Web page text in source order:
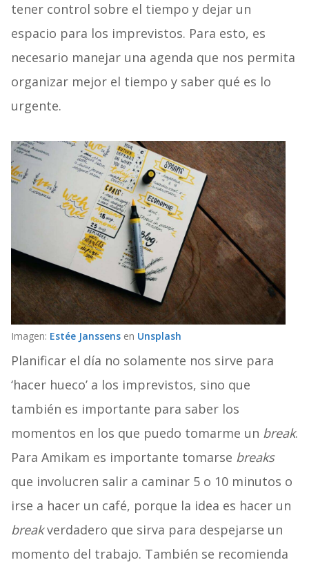
tener control sobre el tiempo y dejar un
espacio para los imprevistos. Para esto, es
necesario manejar una agenda que nos permita
organizar mejor el tiempo y saber qué es lo
urgente.
Imagen: Estée Janssensen Unsplash
Planificar el día no solamente nos sirve para
‘hacer hueco’ a los imprevistos, sino que
también es importante para saber los
momentos en los que puedo tomarme un break.
Para Amikam es importante tomarse breaks
que involucren salir a caminar 5 o 10 minutos o
irse a hacer un café, porque la idea es hacer un
breakverdadero que sirva para despejarse un
momento del trabajo. También se recomienda